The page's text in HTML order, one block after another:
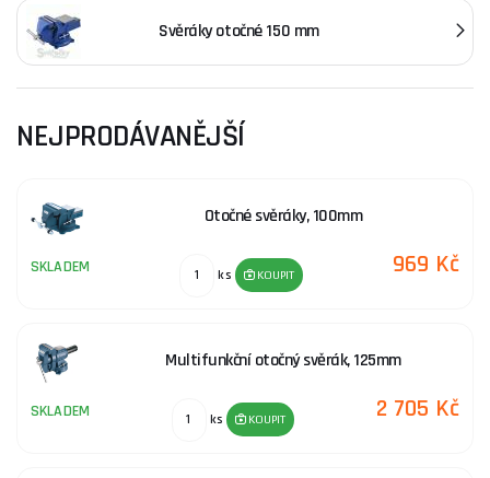
mít obě ruce volné. Pro více informací navštivte naši sekci
Otočné svěráky
EXTOL PREMIUM je renomovaný výrobce nářadí a vybavení, který
profesionální uživatele. Historie značky sahá do doby, kdy si
Pokud potřebujete poradit s výběrem vhodného otočného
svěráku, neváhejte navštívit našiporadnu
Svěráky otočné 150 mm
NEJPRODÁVANĚJŠÍ
Otočné svěráky, 100mm
SKLADEM ks KOUPIT 969 Kč
Multifunkční otočný svěrák, 125mm
SKLADEM ks KOUPIT 2 705 Kč